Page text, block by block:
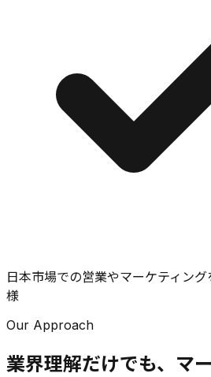
日本市場での営業やマーケティン
様
Our Approach
業界理解だけでも、マ